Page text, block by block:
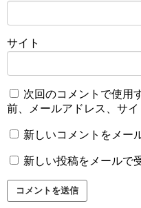
サイト
次回のコメントで使用
前、メールアドレス、サイ
新しいコメントをメー
新しい投稿をメールで